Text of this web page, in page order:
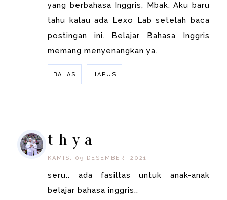
yang berbahasa Inggris, Mbak. Aku baru
tahu kalau ada Lexo Lab setelah baca
postingan ini. Belajar Bahasa Inggris
memang menyenangkan ya.
BALAS HAPUS
t h y a
KAMIS, 09 DESEMBER, 2021
seru.. ada fasiltas untuk anak-anak
belajar bahasa inggris..